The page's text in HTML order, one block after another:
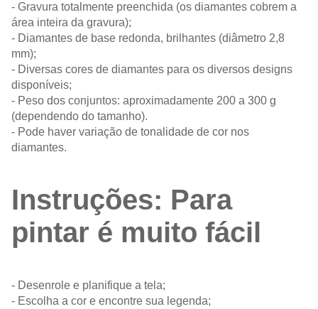
- Gravura totalmente preenchida (os diamantes cobrem a
área inteira da gravura);
- Diamantes de base redonda, brilhantes (diâmetro 2,8
mm);
- Diversas cores de diamantes para os diversos designs
disponíveis;
- Peso dos conjuntos: aproximadamente 200 a 300 g
(dependendo do tamanho).
- Pode haver variação de tonalidade de cor nos
diamantes.
Instruções: Para
pintar é muito fácil
- Desenrole e planifique a tela;
- Escolha a cor e encontre sua legenda;